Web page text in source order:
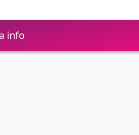
info